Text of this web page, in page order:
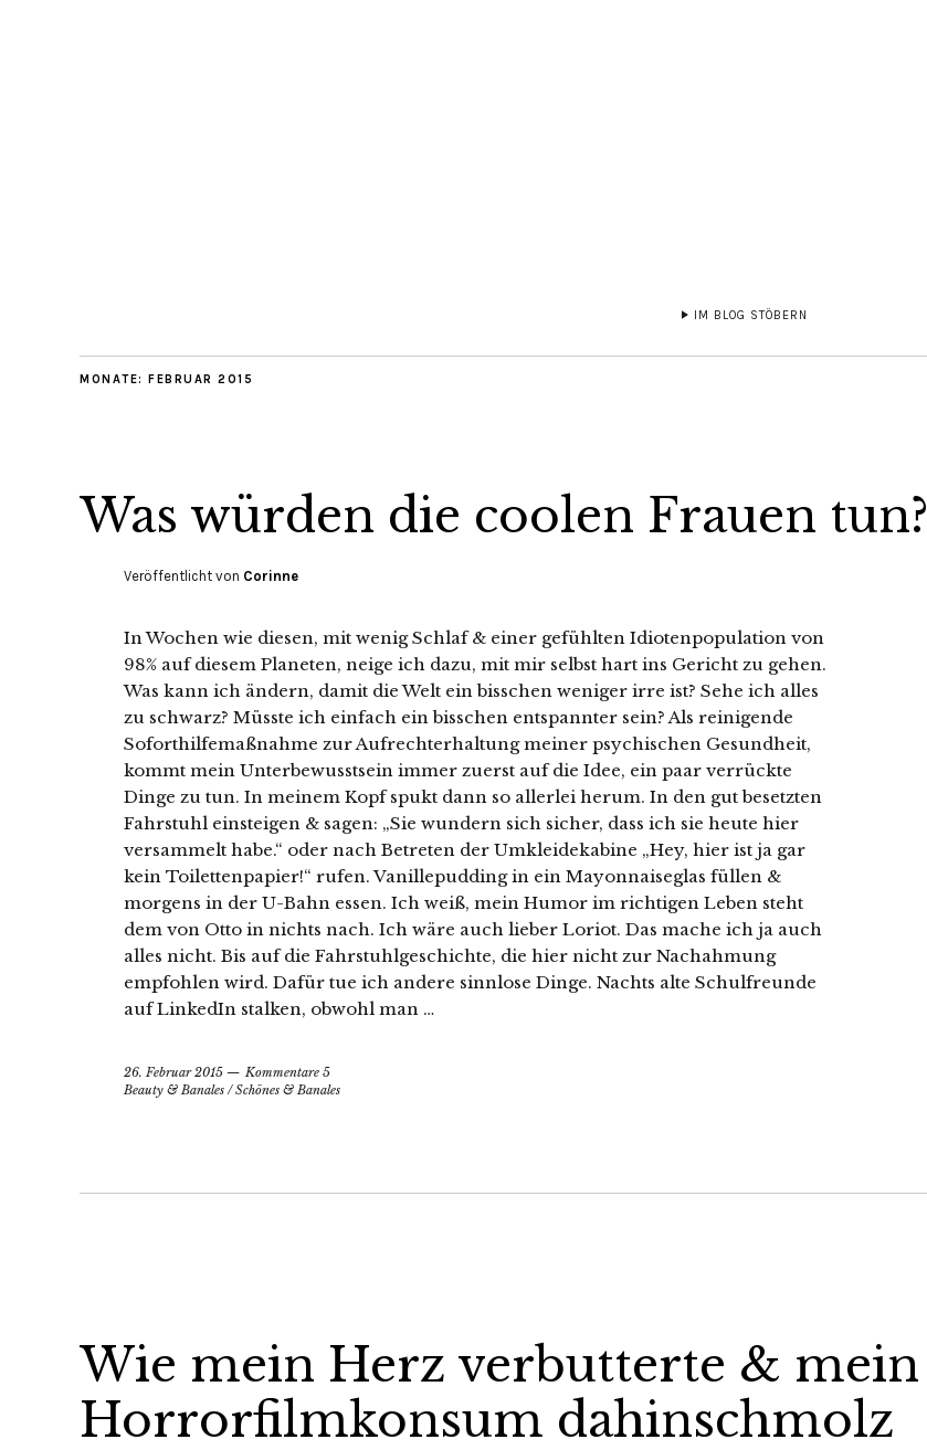
IM BLOG STÖBERN
MONATE: FEBRUAR 2015
Was würden die coolen Frauen tun?
Veröffentlicht von Corinne
In Wochen wie diesen, mit wenig Schlaf & einer gefühlten Idiotenpopulation von
98% auf diesem Planeten, neige ich dazu, mit mir selbst hart ins Gericht zu gehen.
Was kann ich ändern, damit die Welt ein bisschen weniger irre ist? Sehe ich alles
zu schwarz? Müsste ich einfach ein bisschen entspannter sein? Als reinigende
Soforthilfemaßnahme zur Aufrechterhaltung meiner psychischen Gesundheit,
kommt mein Unterbewusstsein immer zuerst auf die Idee, ein paar verrückte
Dinge zu tun. In meinem Kopf spukt dann so allerlei herum. In den gut besetzten
Fahrstuhl einsteigen & sagen: „Sie wundern sich sicher, dass ich sie heute hier
versammelt habe.“ oder nach Betreten der Umkleidekabine „Hey, hier ist ja gar
kein Toilettenpapier!“ rufen. Vanillepudding in ein Mayonnaiseglas füllen &
morgens in der U-Bahn essen. Ich weiß, mein Humor im richtigen Leben steht
dem von Otto in nichts nach. Ich wäre auch lieber Loriot. Das mache ich ja auch
alles nicht. Bis auf die Fahrstuhlgeschichte, die hier nicht zur Nachahmung
empfohlen wird. Dafür tue ich andere sinnlose Dinge. Nachts alte Schulfreunde
auf LinkedIn stalken, obwohl man …
26. Februar 2015
Kommentare 5
Beauty & Banales /Schönes & Banales
Wie mein Herz verbutterte & mein
Horrorfilmkonsum dahinschmolz